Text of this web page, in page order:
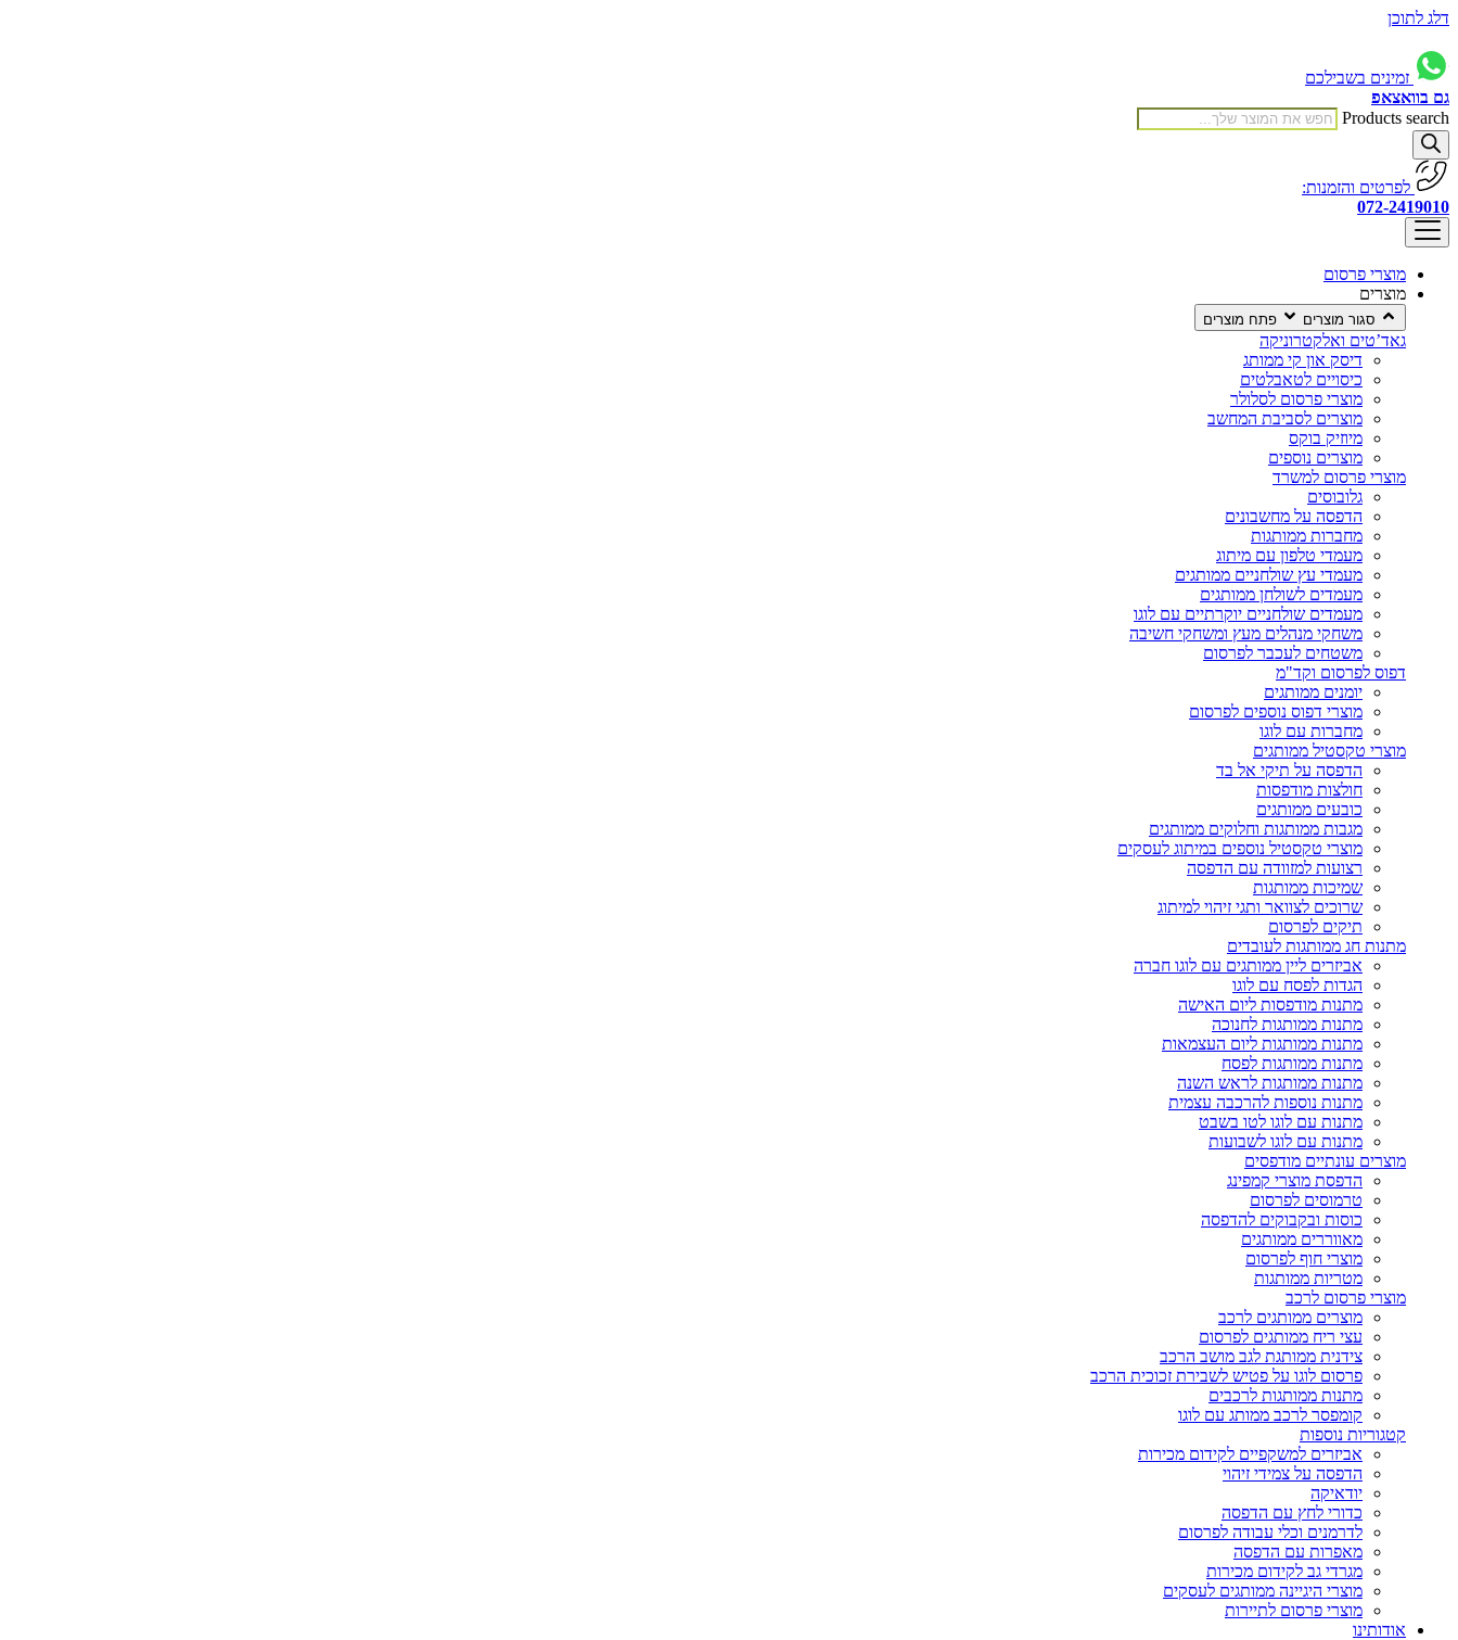
דלג לתוכן
זמינים בשבילכם
גם בוואצאפ
Products search
לפרטים והזמנות:
072-2419010
מוצרי פרסום
מוצרים
סגור מוצרים פתח מוצרים
גאד’טים ואלקטרוניקה
דיסק און קי ממותג
כיסויים לטאבלטים
מוצרי פרסום לסלולר
מוצרים לסביבת המחשב
מיוזיק בוקס
מוצרים נוספים
מוצרי פרסום למשרד
גלובוסים
הדפסה על מחשבונים
מחברות ממותגות
מעמדי טלפון עם מיתוג
מעמדי עץ שולחניים ממותגים
מעמדים לשולחן ממותגים
מעמדים שולחניים יוקרתיים עם לוגו
משחקי מנהלים מעץ ומשחקי חשיבה
משטחים לעכבר לפרסום
דפוס לפרסום וקד"מ
יומנים ממותגים
מוצרי דפוס נוספים לפרסום
מחברות עם לוגו
מוצרי טקסטיל ממותגים
הדפסה על תיקי אל בד
חולצות מודפסות
כובעים ממותגים
מגבות ממותגות וחלוקים ממותגים
מוצרי טקסטיל נוספים במיתוג לעסקים
רצועות למזוודה עם הדפסה
שמיכות ממותגות
שרוכים לצוואר ותגי זיהוי למיתוג
תיקים לפרסום
מתנות חג ממותגות לעובדים
אביזרים ליין ממותגים עם לוגו חברה
הגדות לפסח עם לוגו
מתנות מודפסות ליום האישה
מתנות ממותגות לחנוכה
מתנות ממותגות ליום העצמאות
מתנות ממותגות לפסח
מתנות ממותגות לראש השנה
מתנות נוספות להרכבה עצמית
מתנות עם לוגו לטו בשבט
מתנות עם לוגו לשבועות
מוצרים עונתיים מודפסים
הדפסת מוצרי קמפינג
טרמוסים לפרסום
כוסות ובקבוקים להדפסה
מאווררים ממותגים
מוצרי חוף לפרסום
מטריות ממותגות
מוצרי פרסום לרכב
מוצרים ממותגים לרכב
עצי ריח ממותגים לפרסום
צידנית ממותגת לגב מושב הרכב
פרסום לוגו על פטיש לשבירת זכוכית הרכב
מתנות ממותגות לרכבים
קומפסר לרכב ממותג עם לוגו
קטגוריות נוספות
אביזרים למשקפיים לקידום מכירות
הדפסה על צמידי זיהוי
יודאיקה
כדורי לחץ עם הדפסה
לדרמנים וכלי עבודה לפרסום
מאפרות עם הדפסה
מגרדי גב לקידום מכירות
מוצרי היגיינה ממותגים לעסקים
מוצרי פרסום לתיירות
אודותינו